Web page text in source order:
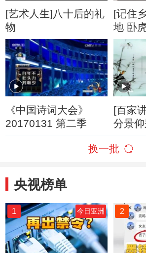
[艺术人生]八十后的礼
物
[记住
地 卧
《中国诗词大会》
20170131 第二季
[百家
分景仰
换一批
央视榜单
1 今日亚洲 2